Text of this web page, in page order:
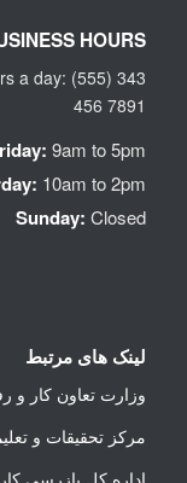
HOURS
a day: (555) 343
456 7891
9am to 5pm
10am to 2pm
Sunday:Closed
لینک های مرتبط
وزارت تعاون کار و
مرکز تحقیقات و